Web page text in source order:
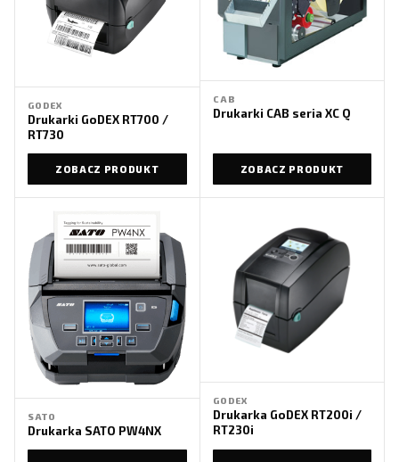
GODEX
Drukarki GoDEX RT700 /
RT730
ZOBACZ PRODUKT
CAB
Drukarki CAB seria XC Q
ZOBACZ PRODUKT
SATO
Drukarka SATO PW4NX
GODEX
Drukarka GoDEX RT200i /
RT230i